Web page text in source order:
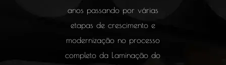
anos passando por várias
etapas de crescimento e
modernização no processo
completo da Laminação do